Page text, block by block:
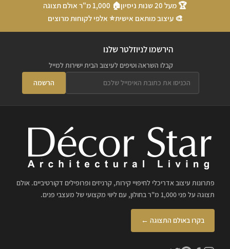
🏆 מעל 20 שנות ניסיון
🏠 1,000 מ"ר אולם תצוגה
🎨 עיצוב מותאם אישית⭐ אלפי לקוחות מרוצים
הירשמו לניוזלטר שלנו
קבלו השראה וטיפים לעיצוב הבית ישירות למייל
הרשמה
פתרונות עיצוב אדריכלי לחיפויי קירות, קרניזים ופרופילים דקורטיביים. אולם
תצוגה על פני 1,000 מ"ר בחולון, עם ליווי מקצועי של מעצבי פנים.
בקרו באולם התצוגה ←